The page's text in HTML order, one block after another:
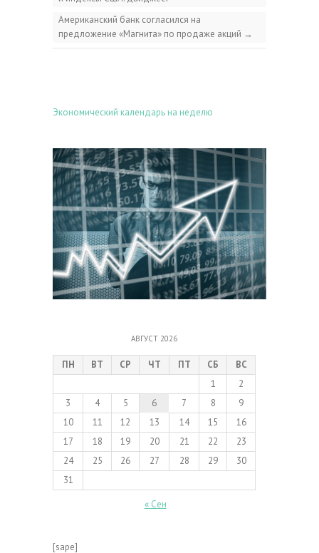
Американский банк согласился на
предложение «Магнита» по продаже акций →
Экономический календарь на неделю
АВГУСТ 2026
ПН ВТ СР ЧТ ПТ СБ
ВС
1
2
3
4 5 6 7 8
9
10
11 12 13 14 15
16
17
18 19 20 21 22
23
24
25 26 27 28 29
30
31
« Сен
[sape]